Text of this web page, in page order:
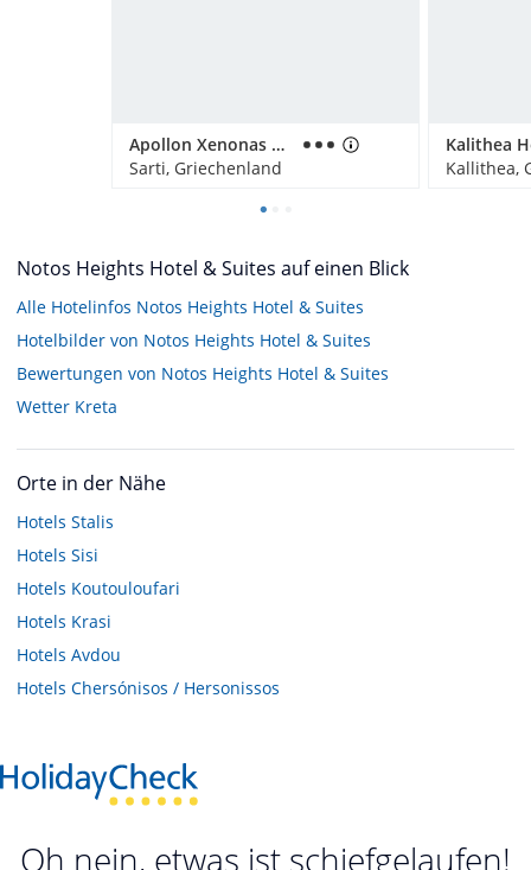
Apollon Xenonas Apparthotel
Sarti, Griechenland
Kallithea,
Notos Heights Hotel & Suites auf einen Blick
Alle Hotelinfos Notos Heights Hotel & Suites
Hotelbilder von Notos Heights Hotel & Suites
Bewertungen von Notos Heights Hotel & Suites
Wetter Kreta
Orte in der Nähe
Hotels Stalis
Hotels Sisi
Hotels Koutouloufari
Hotels Krasi
Hotels Avdou
Hotels Chersónisos / Hersonissos
Oh nein, etwas ist schiefgelaufen!